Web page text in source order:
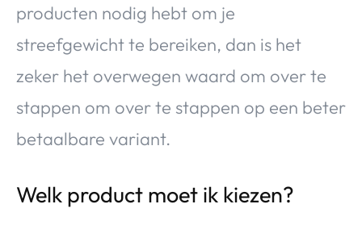
producten nodig hebt om je
streefgewicht te bereiken, dan is het
zeker het overwegen waard om over te
stappen om over te stappen op een beter
betaalbare variant.
Welk product moet ik kiezen?